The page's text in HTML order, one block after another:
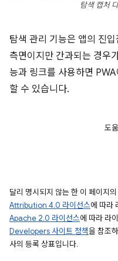
탐색 캡처
탐색 관리 기능은 앱의 진
측면이지만 간과되는 경우
능과 링크를 사용하면
할 수 있습니다.
도
달리 명시되지 않는 한 이 페이지
Attribution 4.0 라이선스에 따라
Apache 2.0 라이선스에 따라 라
Developers 사이트 정책을 참조
사의 등록 상표입니다.